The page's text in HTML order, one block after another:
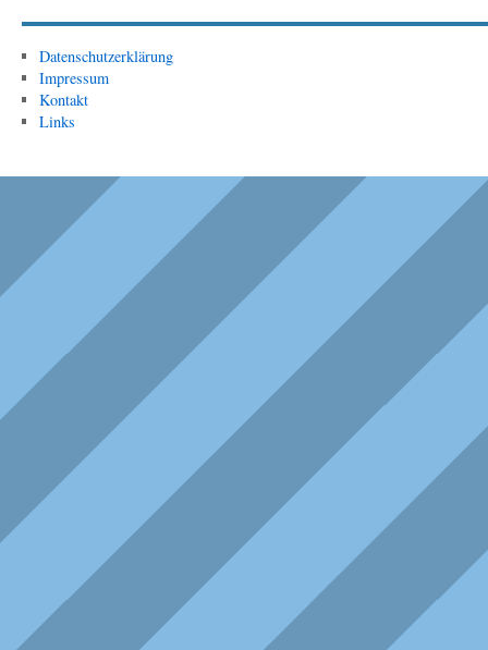
Datenschutzerklärung
Impressum
Kontakt
Links